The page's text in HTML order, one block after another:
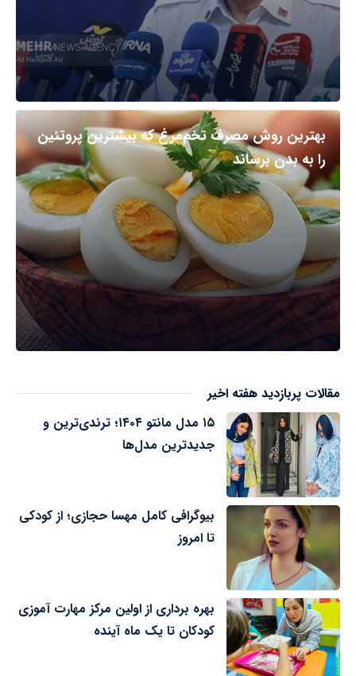
بهترین روش مصرف تخم‌مرغ که بیشترین پروتئین
را به بدن برساند
مقالات پربازدید هفته اخیر
۱۵ مدل مانتو ۱۴۰۴؛ ترندی‌ترین و
جدیدترین مدل‌ها
بیوگرافی کامل مهسا حجازی؛ از کودکی
تا امروز
بهره برداری از اولین مرکز مهارت آموزی
کودکان تا یک ماه آینده